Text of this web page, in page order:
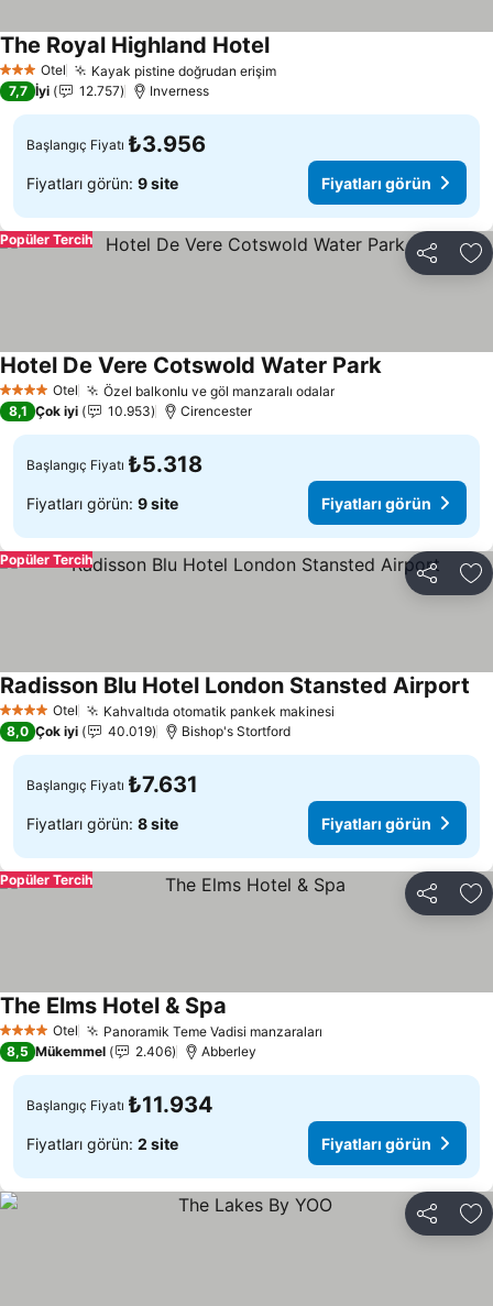
3 YıldızOtel Kayak pistine doğrudan erişim
The Royal Highland Hotel
7,7 İyi 12.757 Inverness
Başlangıç Fiyatı ₺3.956
Fiyatları görün: 9 site Fiyatları görün
Paylaş
Popüler Tercih
4 Yıldız Otel Özel balkonlu ve göl manzaralı odalar
Hotel De Vere Cotswold Water Park
8,1 Çok iyi 10.953 Cirencester
Başlangıç Fiyatı ₺5.318
Fiyatları görün: 9 site Fiyatları görün
Paylaş
Popüler Tercih
4 Yıldız Otel Kahvaltıda otomatik pankek makinesi
Radisson Blu Hotel London Stansted Airport
8,0 Çok iyi 40.019 Bishop's Stortford
Başlangıç Fiyatı ₺7.631
Fiyatları görün: 8 site Fiyatları görün
Paylaş
Popüler Tercih
4 Yıldız Otel Panoramik Teme Vadisi manzaraları
The Elms Hotel & Spa
8,5 Mükemmel 2.406 Abberley
Başlangıç Fiyatı ₺11.934
Fiyatları görün: 2 site Fiyatları görün
Paylaş